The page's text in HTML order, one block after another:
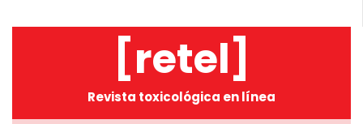
[retel]
Revista toxicológica en línea